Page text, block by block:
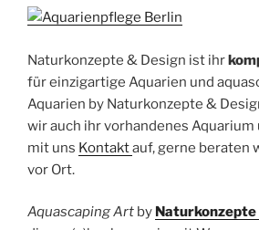
Naturkonzepte & Design ist ihr
für einzigartige Aquarien und
Aquarien by Naturkonzepte &
wir auch ihr vorhandenes Aquarium
mit uns Kontaktauf, gerne beraten
vor Ort.
AquascapingArt by Naturkonzepte